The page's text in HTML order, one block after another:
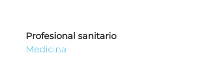
Profesional sanitario
Medicina